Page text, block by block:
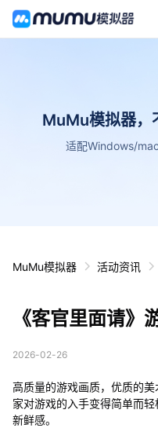
MuMu模拟器，
适配Windows/
MuMu模拟器 活动资讯
《客官里面请》
2026-02-26
高质量的游戏画质，优质的
家对游戏的入手变得简单而
新鲜感。